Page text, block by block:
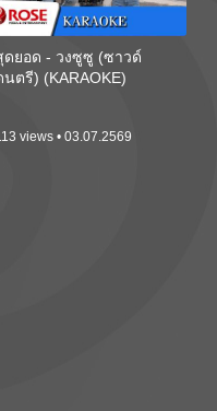
ดยอด - วงซูซู (ซาวด์
นตรี) (KARAOKE)
views • 03.07.2569